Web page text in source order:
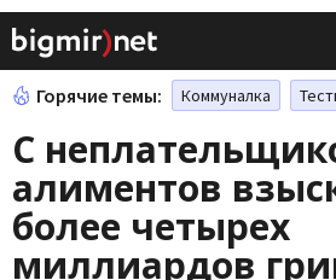
Горячие темы: Коммуналка
С
алиментов
более четырех
миллиардов